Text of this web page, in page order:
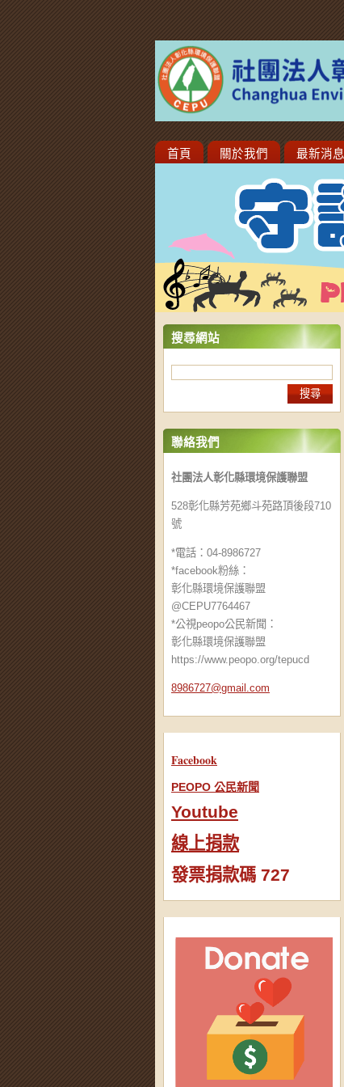
首頁 關於我們 最新消息
搜尋網站
聯絡我們
社團法人彰化縣環境保護聯盟
528彰化縣芳苑鄉斗苑路頂後段710
號
*電話：04-8986727
*facebook粉絲：
彰化縣環境保護聯盟
@CEPU7764467
*公視peopo公民新聞：
彰化縣環境保護聯盟
https://www.peopo.org/tepucd
8986727@gmail.com
Facebook
PEOPO 公民新聞
Youtube
線上捐款
發票捐款碼 727